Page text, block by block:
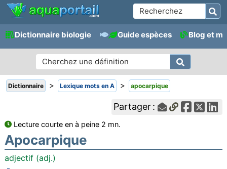
Dictionnaire biologie Guide espèces Blog et
Dictionnaire > Lexique mots en A > apocarpique
Partager :
Lecture courte en à peine 2 mn.
Apocarpique
adjectif (adj.)